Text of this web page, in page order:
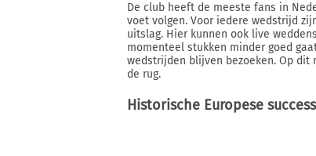
De club heeft de meeste fans in
voet volgen. Voor iedere wedstrijd
uitslag. Hier kunnen ook live
momenteel stukken minder goed
wedstrijden blijven bezoeken. Op
de rug.
Historische Europese